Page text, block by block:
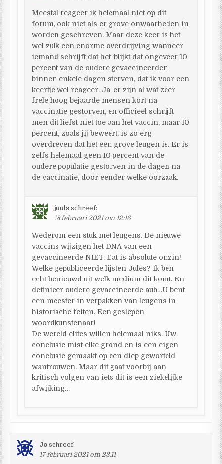
Meestal reageer ik helemaal niet op dit
forum, ook niet als er grove onwaarheden in
worden geschreven. Maar deze keer is het
wel zulk een enorme overdrijving wanneer
iemand schrijft dat het ‘blijkt dat ongeveer 10
percent van de oudere gevaccineerden
binnen enkele dagen sterven, dat ik voor een
keertje wel reageer. Ja, er zijn al wat zeer
frele hoog bejaarde mensen kort na
vaccinatie gestorven, en officieel schrijft
men dit liefst niet toe aan het vaccin, maar 10
percent, zoals jij beweert, is zo erg
overdreven dat het een grove leugen is. Er is
zelfs helemaal geen 10 percent van de
oudere populatie gestorven in de dagen na
de vaccinatie, door eender welke oorzaak.
juuls schreef:
18 februari 2021 om 12:16
Wederom een stuk met leugens. De nieuwe
vaccins wijzigen het DNA van een
gevaccineerde NIET. Dat is absolute onzin!
Welke gepubliceerde lijsten Jules? Ik ben
echt benieuwd uit welk medium dit komt. En
definieer oudere gevaccineerde aub…U bent
een meester in verpakken van leugens in
historische feiten. Een geslepen
woordkunstenaar!
De wereld elites willen helemaal niks. Uw
conclusie mist elke grond en is een eigen
conclusie gemaakt op een diep geworteld
wantrouwen. Maar dit gaat voorbij aan
kritisch volgen van iets dit is een ziekelijke
afwijking…
Jo schreef:
17 februari 2021 om 23:11